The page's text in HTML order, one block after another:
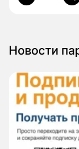
Новости